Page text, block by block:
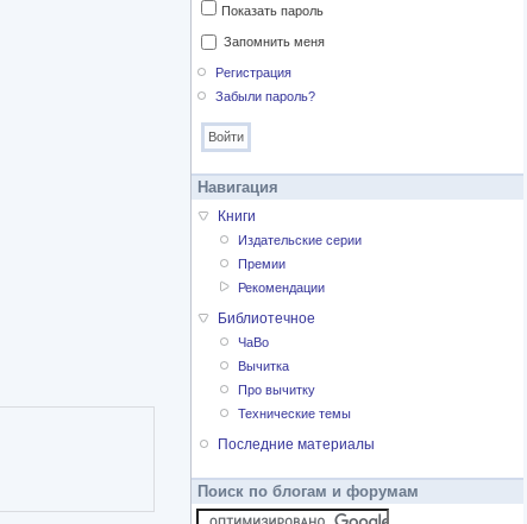
Показать пароль
Запомнить меня
Регистрация
Забыли пароль?
Навигация
Книги
Издательские серии
Премии
Рекомендации
Библиотечное
ЧаВо
Вычитка
Про вычитку
Технические темы
Последние материалы
Поиск по блогам и форумам